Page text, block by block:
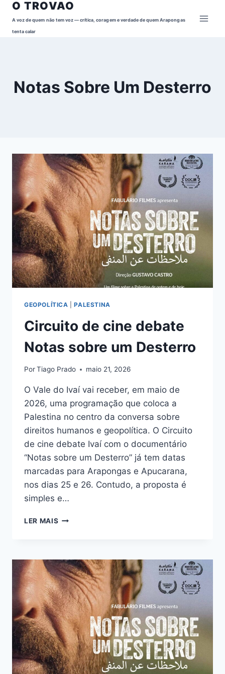
Pular
para
O TROVAO
A voz de quem não tem voz — crítica, coragem e verdade de quem Arapongas
tenta calar
Notas Sobre Um Desterro
GEOPOLÍTICA |PALESTINA
Circuito de cine debate
Notas sobre um Desterro
PorTiago Prado maio 21, 2026
O Vale do Ivaí vai receber, em maio de
2026, uma programação que coloca a
Palestina no centro da conversa sobre
direitos humanos e geopolítica. O Circuito
de cine debate Ivaí com o documentário
“Notas sobre um Desterro” já tem datas
marcadas para Arapongas e Apucarana,
nos dias 25 e 26. Contudo, a proposta é
simples e…
LER MAIS CIRCUITO
NOTAS
SOBRE
UM
DESTERRO